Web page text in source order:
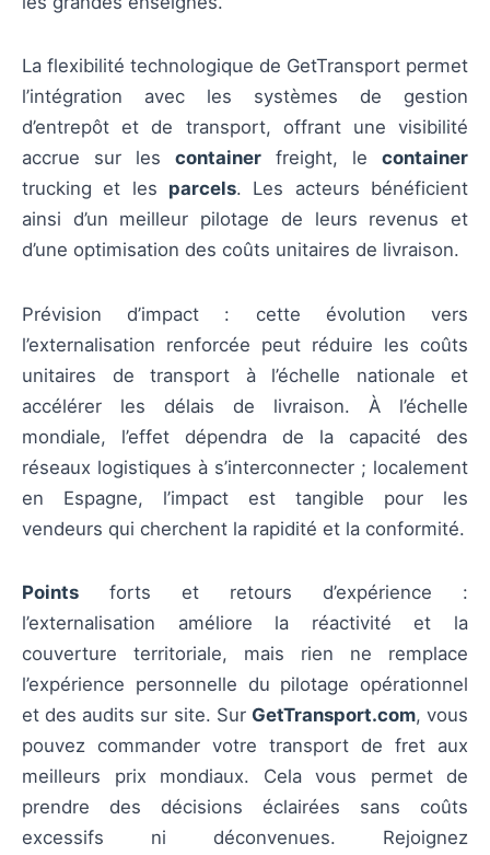
La flexibilité technologique de GetTransport permet
l’intégration avec les systèmes de gestion
d’entrepôt et de transport, offrant une visibilité
accrue sur les container freight, le container
trucking et les parcels. Les acteurs bénéficient
ainsi d’un meilleur pilotage de leurs revenus et
d’une optimisation des coûts unitaires de livraison.
Prévision d’impact : cette évolution vers
l’externalisation renforcée peut réduire les coûts
unitaires de transport à l’échelle nationale et
accélérer les délais de livraison. À l’échelle
mondiale, l’effet dépendra de la capacité des
réseaux logistiques à s’interconnecter ; localement
en Espagne, l’impact est tangible pour les
vendeurs qui cherchent la rapidité et la conformité.
Points forts et retours d’expérience :
l’externalisation améliore la réactivité et la
couverture territoriale, mais rien ne remplace
l’expérience personnelle du pilotage opérationnel
et des audits sur site. Sur GetTransport.com, vous
pouvez commander votre transport de fret aux
meilleurs prix mondiaux. Cela vous permet de
prendre des décisions éclairées sans coûts
excessifs ni déconvenues. Rejoignez